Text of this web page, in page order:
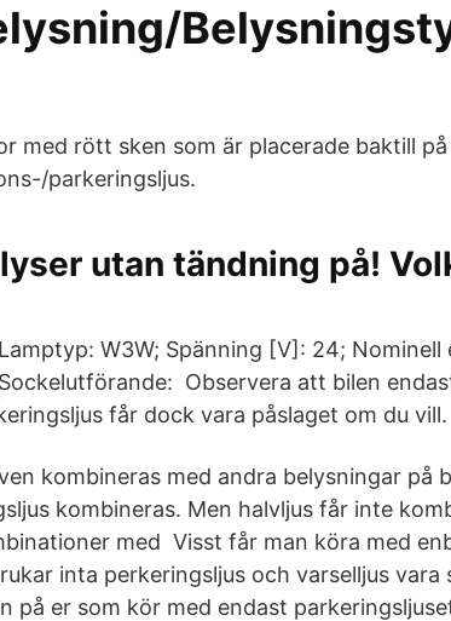
med rött sken som är placerade baktill
parkeringsljus.
utan tändning på!
Lamptyp: W3W; Spänning [V]: 24;
Sockelutförande: Observera att bilen
får dock vara påslaget om du vill.
kombineras med andra belysningar på
kombineras. Men halvljus får inte
med Visst får man köra med
inta perkeringsljus och varselljus vara
på er som kör med endast